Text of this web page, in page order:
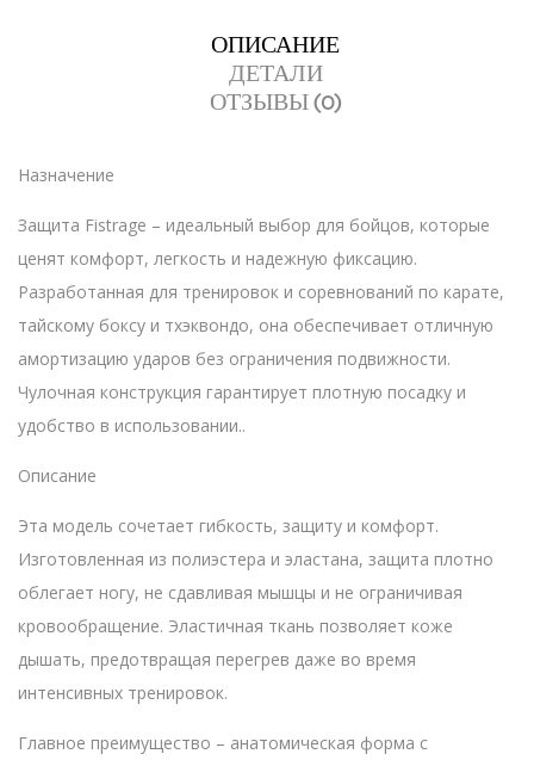
ОПИСАНИЕ
ДЕТАЛИ
ОТЗЫВЫ (0)
Назначение
Защита Fistrage – идеальный выбор для бойцов, которые
ценят комфорт, легкость и надежную фиксацию.
Разработанная для тренировок и соревнований по карате,
тайскому боксу и тхэквондо, она обеспечивает отличную
амортизацию ударов без ограничения подвижности.
Чулочная конструкция гарантирует плотную посадку и
удобство в использовании..
Описание
Эта модель сочетает гибкость, защиту и комфорт.
Изготовленная из полиэстера и эластана, защита плотно
облегает ногу, не сдавливая мышцы и не ограничивая
кровообращение. Эластичная ткань позволяет коже
дышать, предотвращая перегрев даже во время
интенсивных тренировок.
Главное преимущество – анатомическая форма с